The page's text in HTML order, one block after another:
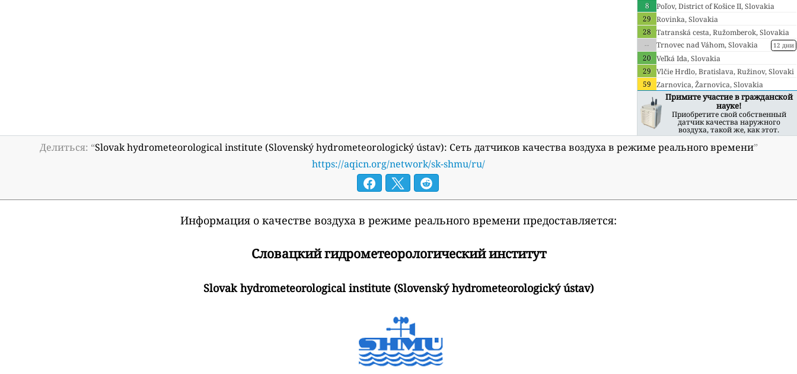
skupice, Slovakia
8
Poľov, District of Košice II, Slovakia
29 Rovinka, Slovakia
28 Tatranská cesta, Ružomberok, Slovakia
--
12 дни
Trnovec nad Váhom, Slovakia
20 Veľká Ida, Slovakia
29 Vlčie Hrdlo, Bratislava, Ružinov, Slovaki
a
59 Zarnovica, Žarnovica, Slovakia
Примите участие в гражданской
науке!
Приобретите свой собственный
датчик качества наружного
воздуха, такой же, как этот.
Делиться: “Slovak hydrometeorological institute (Slovenský hydrometeorologický ústav): Сеть датчиков качества воздуха в режиме реального времени”
https://aqicn.org/network/sk-shmu/ru/
Информация о качестве воздуха в режиме реального времени предоставляется:
Словацкий гидрометеорологический институт
Slovak hydrometeorological institute (Slovenský hydrometeorologický ústav)